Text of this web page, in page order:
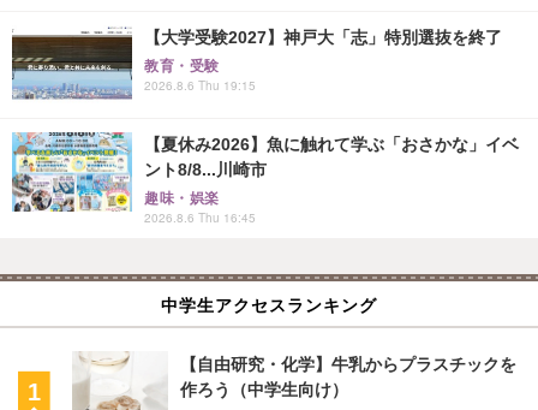
【大学受験2027】神戸大「志」特別選抜を終了
教育・受験
2026.8.6 Thu 19:15
【夏休み2026】魚に触れて学ぶ「おさかな」イベ
ント8/8...川崎市
趣味・娯楽
2026.8.6 Thu 16:45
中学生アクセスランキング
【自由研究・化学】牛乳からプラスチックを
作ろう（中学生向け）